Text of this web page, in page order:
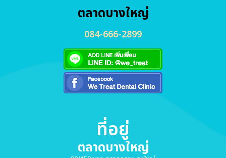
ตลาดบางใหญ่
084-666-2899
ที่อยู่
ตลาดบางใหญ่